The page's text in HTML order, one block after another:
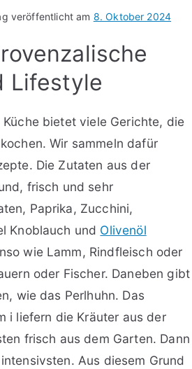
veröffentlicht am 8. Oktober 2024
Lifestyle
bietet viele Gerichte, die
Wir sammeln dafür
Die Zutaten aus der
frisch und sehr
Paprika, Zucchini,
Knoblauch und Olivenöl
wie Lamm, Rindfleisch oder
oder Fischer. Daneben gibt
wie das Perlhuhn. Das
i liefern die Kräuter aus der
frisch aus dem Garten. Dann
Aus diesem Grund